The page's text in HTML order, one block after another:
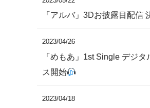
「アルバ」3Dお披露目配信
2023/04/26
「めもあ」1st Single デジタ
ス開始
2023/04/18